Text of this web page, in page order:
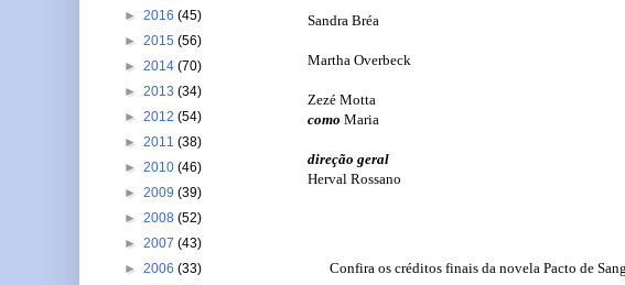
Sandra Bréa
Martha Overbeck
Zezé Motta
como Maria
direção geral
Herval Rossano
Confira os créditos finais da novela Pacto de
► 2016 (45)
► 2015 (56)
► 2014 (70)
► 2013 (34)
► 2012 (54)
► 2011 (38)
► 2010 (46)
► 2009 (39)
► 2008 (52)
► 2007 (43)
► 2006 (33)